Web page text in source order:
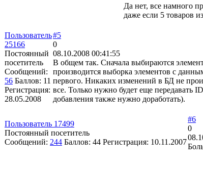
Да нет, все намного
даже если 5 товаров
Пользователь
25166
Постоянный
посетитель
Сообщений:
56 Баллов: 11
Регистрация:
28.05.2008
#5
0
08.10.2008 00:41:55
В общем так. Сначала выбираются
производится выборка элементов с
первого. Никаких изменений в БД не
все. Только нужно будет еще передавать
добавления также нужно доработать).
Пользователь 17499
Постоянный посетитель
Сообщений: 244 Баллов: 44 Регистрация: 10.11.2007
#6
0